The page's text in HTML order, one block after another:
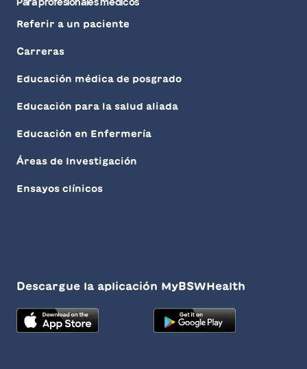
Referir a un paciente
Carreras
Educación médica de posgrado
Educación para la salud aliada
Educación en Enfermería
Áreas de Investigación
Ensayos clínicos
Descargue la aplicación MyBSWHealth